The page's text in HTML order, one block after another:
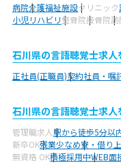
病院介護福祉施設クリニック
小児リハビリ整骨院接骨院
石川県の言語聴覚士求
正社員(正職員)契約社員・嘱
石川県の言語聴覚士求
管理職求人駅から徒歩5分以
新卒OK残業少なめ寮・借り
無資格 OK積極採用中WEB面